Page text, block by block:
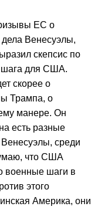
ЕС о
Венесуэлы,
скепсис по
шага для США.
скорее о
Трампа, о
манере. Он
есть разные
среди
что США
военные шаги в
этого
Америка, они